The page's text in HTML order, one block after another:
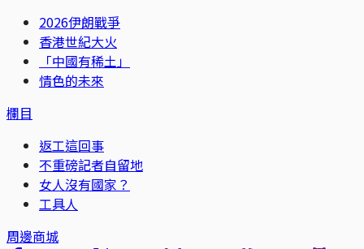
2026伊朗戰爭
香港世紀大火
「中國有稀土」
情色的未來
欄目
返工這回事
不重磅記者自留地
女人沒有國家？
工具人
周邊商城